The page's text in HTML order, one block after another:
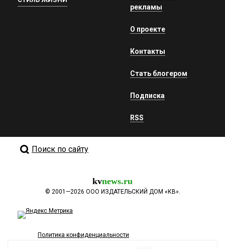
рекламы
О проекте
Контакты
Стать блогером
Подписка
RSS
Поиск по сайту
kvnews.ru
© 2001—2026 ООО ИЗДАТЕЛЬСКИЙ ДОМ «КВ».
Политика конфиденциальности